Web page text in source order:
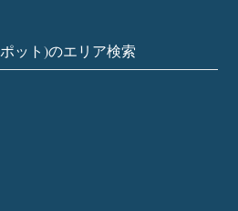
ット)のエリア検索